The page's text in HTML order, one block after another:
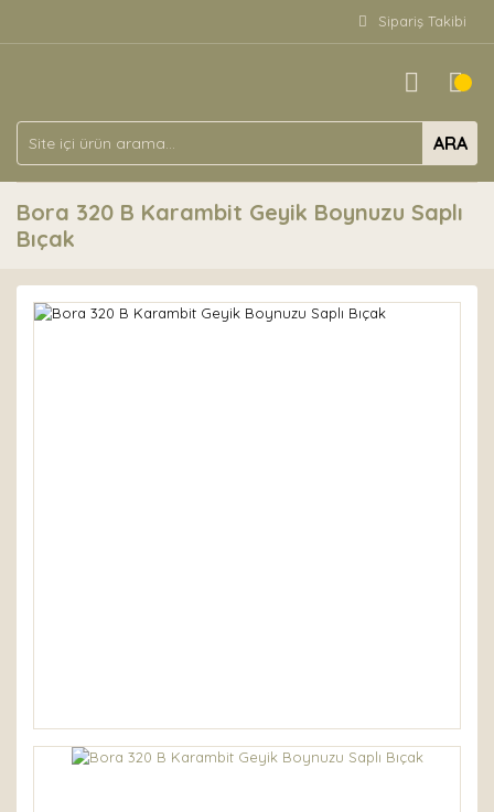
Sipariş Takibi
ARA
Bora 320 B Karambit Geyik Boynuzu Saplı
Bıçak